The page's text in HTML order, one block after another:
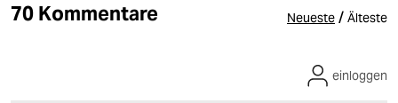
70 Kommentare Neueste / Älteste
einloggen